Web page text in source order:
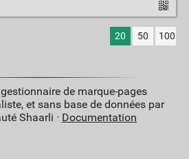
20 50 100
de marque-pages
et sans base de données par
Shaarli · Documentation